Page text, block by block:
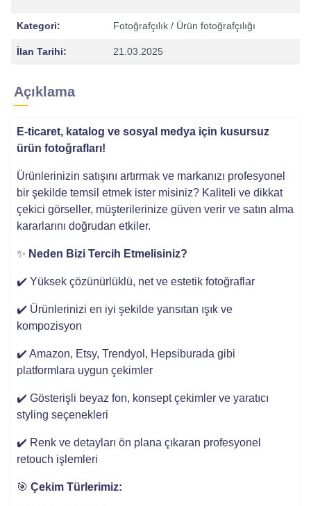
Kategori: Fotoğrafçılık / Ürün fotoğrafçılığı
İlan Tarihi: 21.03.2025
Açıklama
E-ticaret, katalog ve sosyal medya için kusursuz
ürün fotoğrafları!
Ürünlerinizin satışını artırmak ve markanızı profesyonel
bir şekilde temsil etmek ister misiniz? Kaliteli ve dikkat
çekici görseller, müşterilerinize güven verir ve satın alma
kararlarını doğrudan etkiler.
✨ Neden Bizi Tercih Etmelisiniz?
✔️ Yüksek çözünürlüklü, net ve estetik fotoğraflar
✔️ Ürünlerinizi en iyi şekilde yansıtan ışık ve
kompozisyon
✔️ Amazon, Etsy, Trendyol, Hepsiburada gibi
platformlara uygun çekimler
✔️ Gösterişli beyaz fon, konsept çekimler ve yaratıcı
styling seçenekleri
✔️ Renk ve detayları ön plana çıkaran profesyonel
retouch işlemleri
🎯 Çekim Türlerimiz: